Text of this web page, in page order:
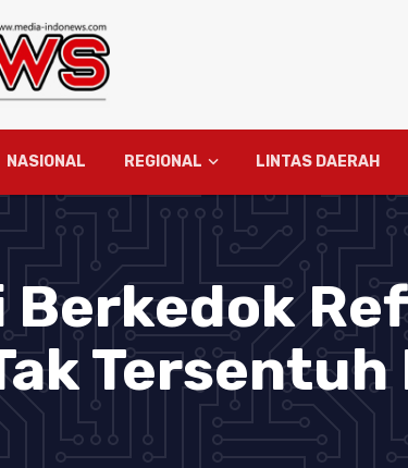
NASIONAL REGIONAL LINTAS DAERAH
Tersentuh